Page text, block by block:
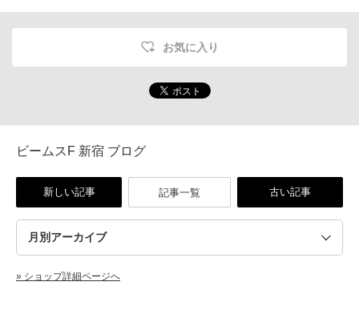
お気に入り
ビームスF 新宿 ブログ
新しい記事 記事一覧 古い記事
» ショップ詳細ページへ